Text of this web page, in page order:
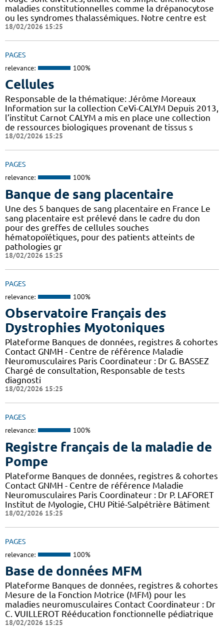
maladies constitutionnelles comme la drépanocytose
ou les syndromes thalassémiques. Notre centre est
18/02/2026 15:25
PAGES
relevance: 100%
Cellules
Responsable de la thématique: Jérôme Moreaux
Information sur la collection CeVi-CALYM Depuis 2013,
l’institut Carnot CALYM a mis en place une collection
de ressources biologiques provenant de tissus s
18/02/2026 15:25
PAGES
relevance: 100%
Banque de sang placentaire
Une des 5 banques de sang placentaire en France Le
sang placentaire est prélevé dans le cadre du don
pour des greffes de cellules souches
hématopoïétiques, pour des patients atteints de
pathologies gr
18/02/2026 15:25
PAGES
relevance: 100%
Observatoire Français des
Dystrophies Myotoniques
Plateforme Banques de données, registres & cohortes
Contact GNMH - Centre de référence Maladie
Neuromusculaires Paris Coordinateur : Dr G. BASSEZ
Chargé de consultation, Responsable de tests
diagnosti
18/02/2026 15:25
PAGES
relevance: 100%
Registre français de la maladie de
Pompe
Plateforme Banques de données, registres & cohortes
Contact GNMH - Centre de référence Maladie
Neuromusculaires Paris Coordinateur : Dr P. LAFORET
Institut de Myologie, CHU Pitié-Salpétrière Bâtiment
18/02/2026 15:25
PAGES
relevance: 100%
Base de données MFM
Plateforme Banques de données, registres & cohortes
Mesure de la Fonction Motrice (MFM) pour les
maladies neuromusculaires Contact Coordinateur : Dr
C. VUILLEROT Rééducation fonctionnelle pédiatrique
18/02/2026 15:25